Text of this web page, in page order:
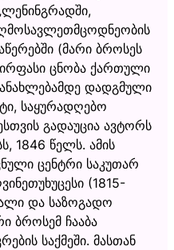
(მარი ბროსეს
ცნობა ქართული
დადგმული
საყურადღებო
გადაუცია ავტორს
1846 წელს. ამის
ცენტრი საკუთარ
(1815-
და საზოგადო
ბროსემ ჩააბა
საქმეში. მასთან